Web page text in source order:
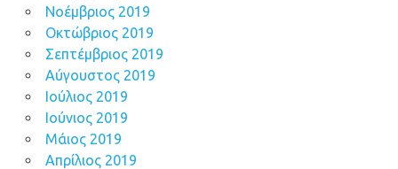
Νοέμβριος 2019
Οκτώβριος 2019
Σεπτέμβριος 2019
Αύγουστος 2019
Ιούλιος 2019
Ιούνιος 2019
Μάιος 2019
Απρίλιος 2019